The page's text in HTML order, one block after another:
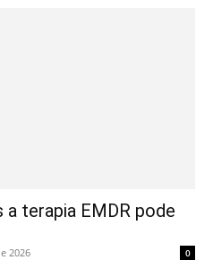
terapia EMDR pode
2026 0